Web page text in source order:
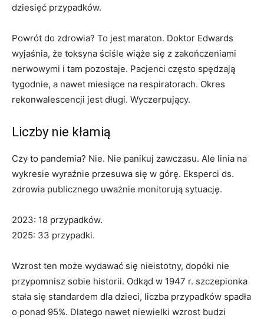
dziesięć przypadków.
Powrót do zdrowia? To jest maraton. Doktor Edwards
wyjaśnia, że ​​toksyna ściśle wiąże się z zakończeniami
nerwowymi i tam pozostaje. Pacjenci często spędzają
tygodnie, a nawet miesiące na respiratorach. Okres
rekonwalescencji jest długi. Wyczerpujący.
Liczby nie kłamią
Czy to pandemia? Nie. Nie panikuj zawczasu. Ale linia na
wykresie wyraźnie przesuwa się w górę. Eksperci ds.
zdrowia publicznego uważnie monitorują sytuację.
2023: 18 przypadków.
2025: 33 przypadki.
Wzrost ten może wydawać się nieistotny, dopóki nie
przypomnisz sobie historii. Odkąd w 1947 r. szczepionka
stała się standardem dla dzieci, liczba przypadków spadła
o ponad 95%. Dlatego nawet niewielki wzrost budzi